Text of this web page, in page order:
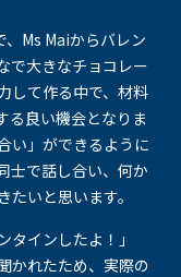
Ms Maiからバレン
で大きなチョコレー
して作る中で、材料
る良い機会となりま
い」ができるように
士で話し合い、何か
いと思います。
インしたよ！」
かれたため、実際の